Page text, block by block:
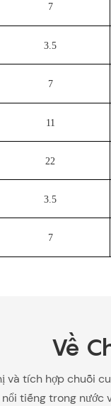
7
3.5
7
11
22
3.5
7
Về
tích hợp chuỗi
tiếng trong